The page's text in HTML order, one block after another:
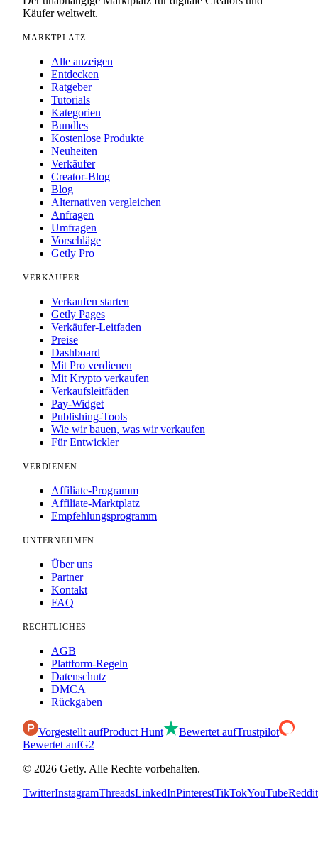
Käufer weltweit.
MARKTPLATZ
Alle anzeigen
Entdecken
Ratgeber
Tutorials
Kategorien
Bundles
Kostenlose Produkte
Neuheiten
Verkäufer
Creator-Blog
Blog
Alternativen vergleichen
Anfragen
Umfragen
Vorschläge
Getly Pro
VERKÄUFER
Verkaufen starten
Getly Pages
Verkäufer-Leitfaden
Preise
Dashboard
Mit Pro verdienen
Mit Krypto verkaufen
Verkaufsleitfäden
Pay-Widget
Publishing-Tools
Wie wir bauen, was wir verkaufen
Für Entwickler
VERDIENEN
Affiliate-Programm
Affiliate-Marktplatz
Empfehlungsprogramm
UNTERNEHMEN
Über uns
Partner
Kontakt
FAQ
RECHTLICHES
AGB
Plattform-Regeln
Datenschutz
DMCA
Rückgaben
Vorgestellt aufProduct Hunt Bewertet aufTrustpilot
Bewertet aufG2
© 2026 Getly. Alle Rechte vorbehalten.
TwitterInstagramThreadsLinkedInPinterestTikTokYouTubeReddit